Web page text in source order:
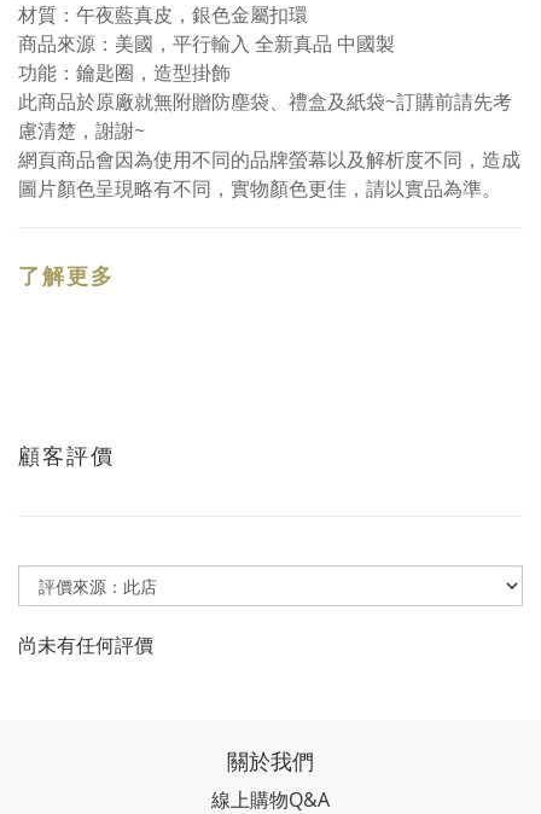
材質：午夜藍真皮，銀色金屬扣環
商品來源：美國，平行輸入 全新真品 中國製
功能：鑰匙圈，造型掛飾
此商品於原廠就無附贈防塵袋、禮盒及紙袋~訂購前請先考
慮清楚，謝謝~
網頁商品會因為使用不同的品牌螢幕以及解析度不同，造成
圖片顏色呈現略有不同，實物顏色更佳，請以實品為準。
了解更多
顧客評價
尚未有任何評價
關於我們
線上購物Q&A